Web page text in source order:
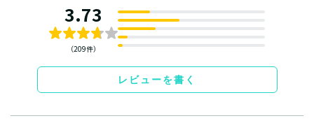
3.73
（209件）
レビューを書く